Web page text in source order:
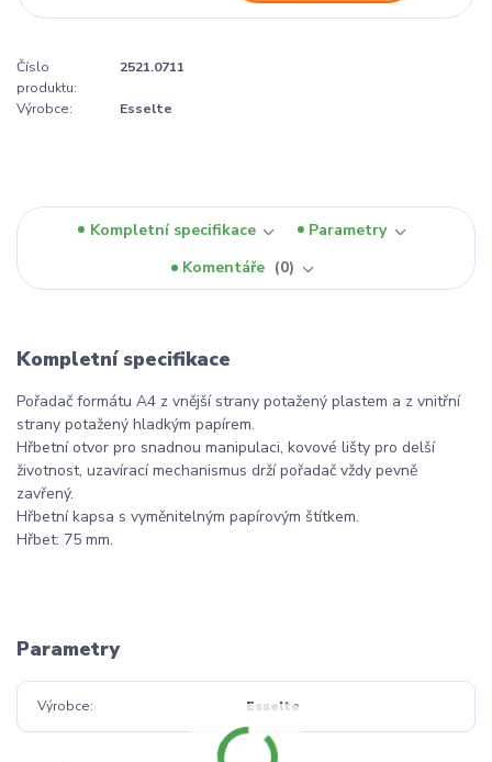
Číslo
produktu:
2521.0711
Výrobce: Esselte
Kompletní specifikace
Parametry
Komentáře
0
Kompletní specifikace
Pořadač formátu A4 z vnější strany potažený plastem a z vnitřní
strany potažený hladkým papírem.
Hřbetní otvor pro snadnou manipulaci, kovové lišty pro delší
životnost, uzavírací mechanismus drží pořadač vždy pevně
zavřený.
Hřbetní kapsa s vyměnitelným papírovým štítkem.
Hřbet: 75 mm.
Parametry
Výrobce Esselte